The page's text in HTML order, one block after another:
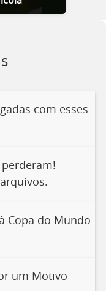
com esses
perderam!
Copa do Mundo
um Motivo